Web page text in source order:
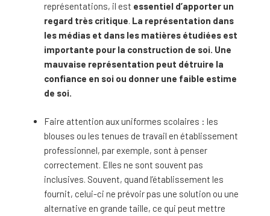
représentations, il est essentiel d’apporter un
regard très critique. La représentation dans
les médias et dans les matières étudiées est
importante pour la construction de soi. Une
mauvaise représentation peut détruire la
confiance en soi ou donner une faible estime
de soi.
Faire attention aux uniformes scolaires : les
blouses ou les tenues de travail en établissement
professionnel, par exemple, sont à penser
correctement. Elles ne sont souvent pas
inclusives. Souvent, quand l’établissement les
fournit, celui-ci ne prévoir pas une solution ou une
alternative en grande taille, ce qui peut mettre